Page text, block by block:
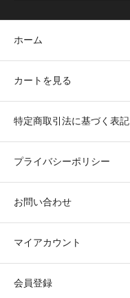
ホーム
カートを見る
特定商取引法に基づく表記
プライバシーポリシー
お問い合わせ
マイアカウント
会員登録